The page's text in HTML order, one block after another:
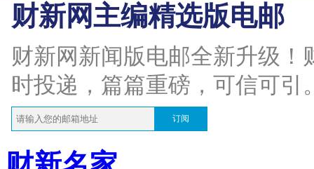
财新网主编精选版电邮
财新网新闻版电邮全新升级
时投递，篇篇重磅，可信可引
订阅